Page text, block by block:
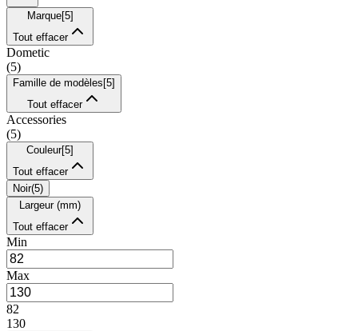
Marque[5]
Tout effacer
Dometic
(5)
Famille de modèles [5]
Tout effacer
Accessories
(5)
Couleur[5]
Tout effacer
Noir(5)
Largeur (mm)
Tout effacer
Min
Max
82
130